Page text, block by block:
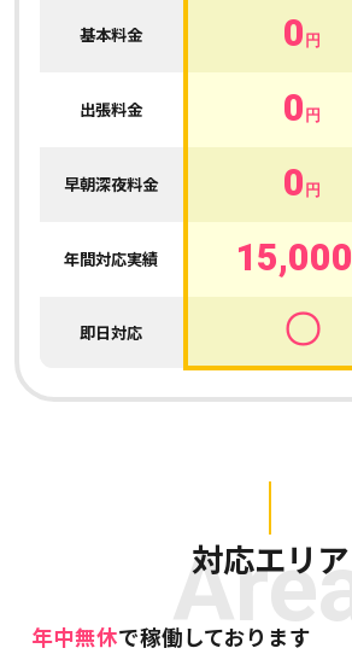
基本料金 0 円
出張料金 0 円
早朝深夜料金 0 円
年間対応実績 15,000
即日対応 〇
Area
対応エリア
年中無休で稼働しております